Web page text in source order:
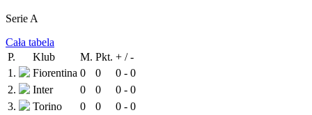
Serie A
Cała tabela
P.
Klub M. Pkt. + / -
1.
Fiorentina 0 0
0 - 0
2.
Inter 0 0
0 - 0
3.
Torino 0 0
0 - 0